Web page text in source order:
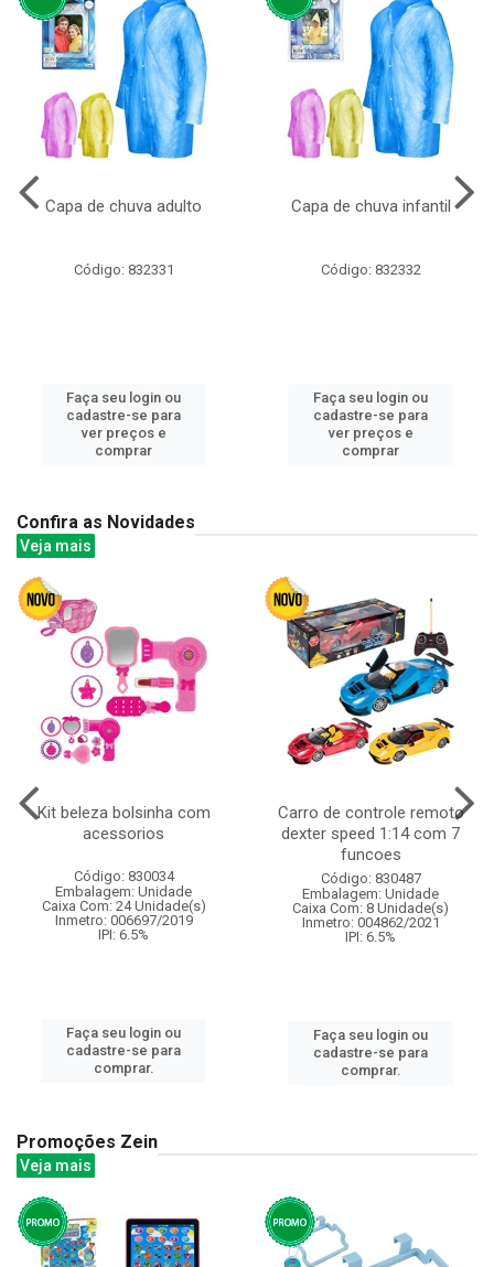
Capa de chuva adulto
Código: 832331
Faça seu login ou
cadastre-se para
ver preços e
comprar
Capa de chuva infantil
Código: 832332
Faça seu login ou
cadastre-se para
ver preços e
comprar
Confira as Novidades
Veja mais
Kit beleza bolsinha com
acessorios
Código: 830034
Embalagem: Unidade
Caixa Com: 24 Unidade(s)
Inmetro: 006697/2019
IPI: 6.5%
Faça seu login ou
cadastre-se para
comprar.
Carro de controle remoto
dexter speed 1:14 com 7
funcoes
Código: 830487
Embalagem: Unidade
Caixa Com: 8 Unidade(s)
Inmetro: 004862/2021
IPI: 6.5%
Faça seu login ou
cadastre-se para
comprar.
Promoções Zein
Veja mais